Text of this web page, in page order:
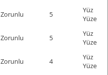
Zorunlu 5
Yüz
Yüze
Zorunlu 5
Yüz
Yüze
Zorunlu 4
Yüz
Yüze